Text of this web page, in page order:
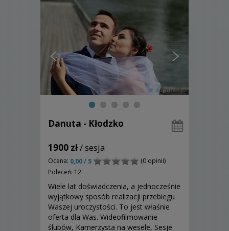
Danuta - Kłodzko
1900 zł/ sesja
Ocena: 0,00 / 5
(0 opinii)
Poleceń: 12
Wiele lat doświadczenia, a jednocześnie
wyjątkowy sposób realizacji przebiegu
Waszej uroczystości. To jest właśnie
oferta dla Was. Wideofilmowanie
ślubów, Kamerzysta na wesele, Sesje